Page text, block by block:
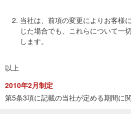
当社は、前項の変更によりお客様
じた場合でも、これらについて一
します。
以上
2010年2月制定
第5条3項に記載の当社が定める期間に